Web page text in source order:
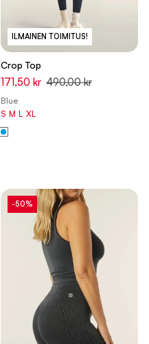
ILMAINEN TOIMITUS!
Crop Top
171,50 kr 490,00 kr
Blue
S M L XL
-50%